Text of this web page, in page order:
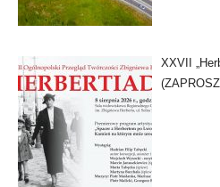
XXVII